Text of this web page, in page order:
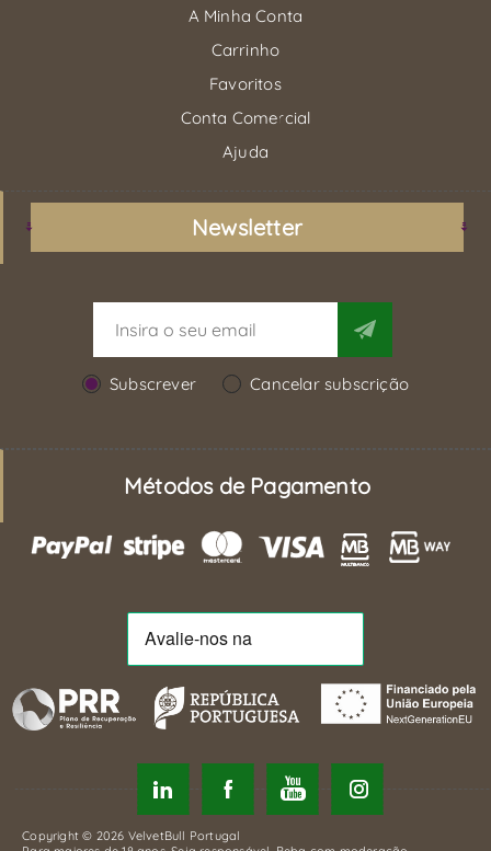
A Minha Conta
Carrinho
Favoritos
Conta Comercial
Ajuda
Newsletter
Subscrever Cancelar subscrição
Métodos de Pagamento
Copyright © 2026 VelvetBull Portugal